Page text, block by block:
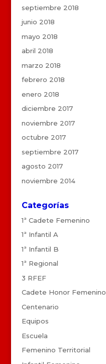
septiembre 2018
junio 2018
mayo 2018
abril 2018
marzo 2018
febrero 2018
enero 2018
diciembre 2017
noviembre 2017
octubre 2017
septiembre 2017
agosto 2017
noviembre 2014
Categorías
1ª Cadete Femenino
1ª Infantil A
1ª Infantil B
1ª Regional
3 RFEF
Cadete Honor Femenino
Centenario
Equipos
Escuela
Femenino Territorial